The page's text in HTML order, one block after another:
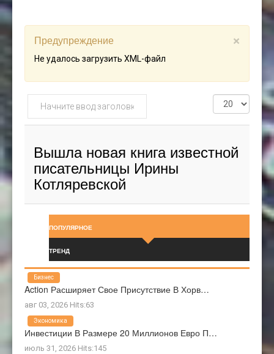
×
Предупреждение
Не удалось загрузить XML-файл
Начните
ввод
метки
Кол-
во
Вышла новая книга известной
писательницы Ирины
Котляревской
ПОПУЛЯРНОЕ
ТРЕНД
Action Расширяет Свое Присутствие В Хорв…
авг 03, 2026 Hits:63
Бизнес
Инвестиции В Размере 20 Миллионов Евро П…
июль 31, 2026 Hits:145
Экономика